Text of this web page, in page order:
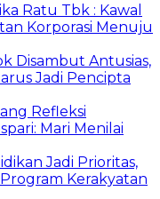
Ratu Tbk : Kawal
Korporasi Menuju
Disambut Antusias,
Jadi Pencipta
Refleksi
Mari Menilai
Jadi Prioritas,
Kerakyatan